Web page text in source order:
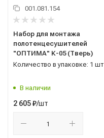
001.081.154
Набор для монтажа
полотенцесушителей
"ОПТИМА" К-05 (Тверь)
Количество в упаковке: 1 шт
В наличии
2 605₽/шт